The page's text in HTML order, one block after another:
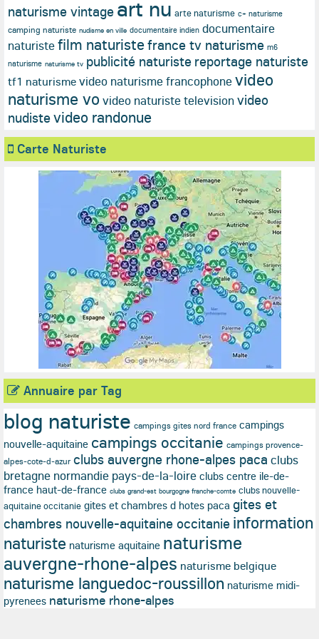
naturisme vintage art nu arte naturisme c+ naturisme
camping naturiste nudisme en ville documentaire indien documentaire
naturistefilm naturistefrance tv naturisme m6
naturisme naturisme tv publicité naturiste reportage naturiste
tf1 naturisme video naturisme francophonevideo
naturisme vo video naturiste televisionvideo
nudistevideo randonue
Carte Naturiste
Annuaire par Tag
blog naturiste campings gites nord france campings
nouvelle-aquitaine campings occitanie campings provence-
alpes-cote-d-azur clubs auvergne rhone-alpes paca clubs
bretagne normandie pays-de-la-loire clubs centre ile-de-
france haut-de-france clubs grand-est bourgogne franche-comte clubs nouvelle-
aquitaine occitanie gites et chambres d hotes paca gites et
chambres nouvelle-aquitaine occitanie information
naturiste naturisme aquitaine naturisme
auvergne-rhone-alpes naturisme belgique
naturisme languedoc-roussillon naturisme midi-
pyrenees naturisme rhone-alpes